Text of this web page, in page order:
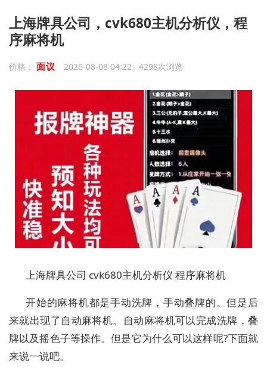
上海牌具公司，cvk680主机分析仪，程
序麻将机
价格： 面议 2026-08-08 04:22 4298次浏览
上海牌具公司 cvk680主机分析仪 程序麻将机
开始的麻将机都是手动洗牌，手动叠牌的。但是后
来就出现了自动麻将机。自动麻将机可以完成洗牌，叠
牌以及摇色子等操作。但是它为什么可以这样呢?下面就
来说一说吧。